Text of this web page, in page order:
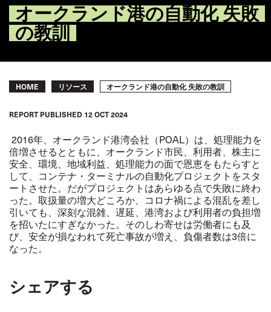
オークランド港の自動化 失敗
の教訓
Breadcrumb
HOME リソース オークランド港の自動化 失敗の教訓
REPORT PUBLISHED 12 OCT 2024
2016年、オークランド港湾会社（POAL）は、処理能力を
倍増させるとともに、オークランド市民、利用者、株主に
安全、環境、地域利益、処理能力の面で恩恵をもたらすと
して、コンテナ・ターミナルの自動化プロジェクトをスタ
ートさせた。だがプロジェクトはあらゆる点で失敗に終わ
った。取扱量の増大どころか、コロナ禍による混乱を差し
引いても、深刻な混雑、遅延、港湾および利用者の負担増
を招いたにすぎなかった。そのしわ寄せは労働者にも及
び、安全が損なわれて死亡事故が増え、負傷者数は3倍に
なった。
シェアする